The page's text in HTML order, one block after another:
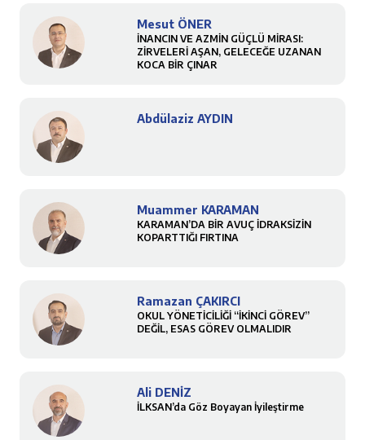
Mesut ÖNER
İNANCIN VE AZMİN GÜÇLÜ MİRASI:
ZİRVELERİ AŞAN, GELECEĞE UZANAN
KOCA BİR ÇINAR
Abdülaziz AYDIN
Muammer KARAMAN
KARAMAN’DA BİR AVUÇ İDRAKSİZİN
KOPARTTIĞI FIRTINA
Ramazan ÇAKIRCI
OKUL YÖNETİCİLİĞİ “İKİNCİ GÖREV”
DEĞİL, ESAS GÖREV OLMALIDIR
Ali DENİZ
İLKSAN’da Göz Boyayan İyileştirme